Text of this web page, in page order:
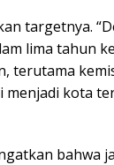
targetnya.
lima tahun
terutama
menjadi kota
bahwa